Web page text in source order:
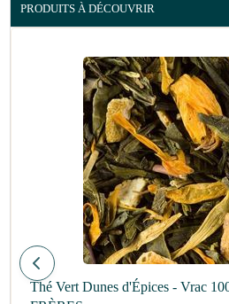
PRODUITS À DÉCOUVRIR
Thé Vert Dunes d'Épices - Vrac